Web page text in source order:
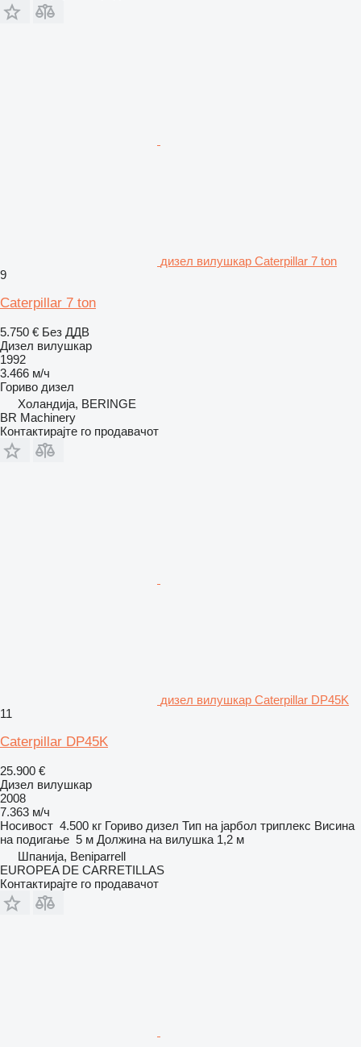
дизел вилушкар Caterpillar 7 ton
9
Caterpillar 7 ton
5.750 € Без ДДВ
Дизел вилушкар
1992
3.466 м/ч
Гориво дизел
Холандија, BERINGE
BR Machinery
Контактирајте го продавачот
дизел вилушкар Caterpillar DP45K
11
Caterpillar DP45K
25.900 €
Дизел вилушкар
2008
7.363 м/ч
Носивост 4.500 кг Гориво дизел Тип на јарбол триплекс Висина
на подигање 5 м Должина на вилушка 1,2 м
Шпанија, Beniparrell
EUROPEA DE CARRETILLAS
Контактирајте го продавачот